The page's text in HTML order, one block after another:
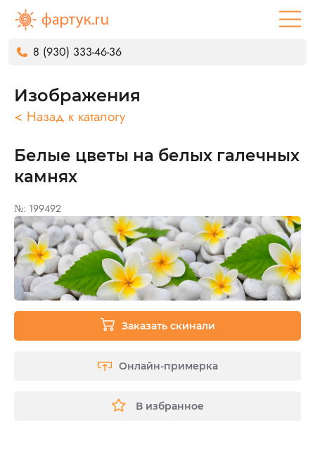
8 (930) 333-46-36
Изображения
< Назад к каталогу
Белые цветы на белых галечных
камнях
№: 199492
Заказать скинали
Онлайн-примерка
В избранное